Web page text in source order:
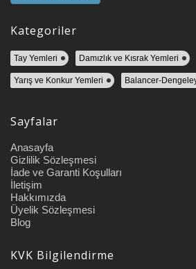
Kategoriler
Tay Yemleri Damızlık ve Kısrak Yemleri
Yarış ve Konkur Yemleri Balancer-
Sayfalar
Anasayfa
Gizlilik Sözleşmesi
İade ve Garanti Koşulları
İletişim
Hakkımızda
Üyelik Sözleşmesi
Blog
KVK Bilgilendirme